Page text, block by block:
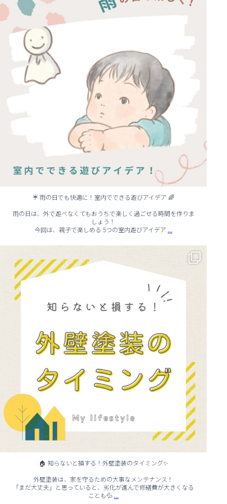
☔ 雨の日でも快適に！室内でできる遊びアイデア 🌈
雨の日は、外で遊べなくてもおうちで楽しく過ごせる時間を作りま
しょう！
今回は、親子で楽しめる 5つの室内遊びアイデア ...
...
🏠 知らないと損する！外壁塗装のタイミング✨
外壁塗装は、家を守るための大事なメンテナンス！
「まだ大丈夫」と思っていると、劣化が進んで修繕費が大きくなる
ことも💦 ...